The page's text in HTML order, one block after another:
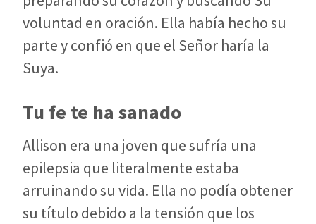
voluntad en oración. Ella había hecho su
parte y confió en que el Señor haría la
Suya.
Tu fe te ha sanado
Allison era una joven que sufría una
epilepsia que literalmente estaba
arruinando su vida. Ella no podía obtener
su título debido a la tensión que los